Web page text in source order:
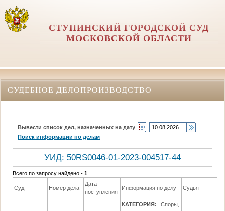
СТУПИНСКИЙ ГОРОДСКОЙ СУД
МОСКОВСКОЙ ОБЛАСТИ
СУДЕБНОЕ ДЕЛОПРОИЗВОДСТВО
Вывести список дел, назначенных на дату
Поиск информации по делам
УИД: 50RS0046-01-2023-004517-44
Всего по запросу найдено -1
Суд Номер дела
Дата
поступления
Информация по делу Судья
КАТЕГОРИЯ:
Споры,